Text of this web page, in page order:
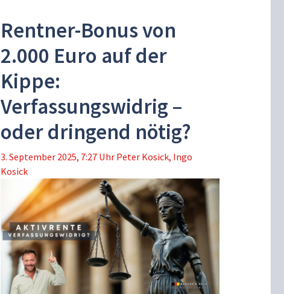
Rentner-Bonus von
2.000 Euro auf der
Kippe:
Verfassungswidrig –
oder dringend nötig?
3. September 2025, 7:27 Uhr Peter Kosick, Ingo
Kosick